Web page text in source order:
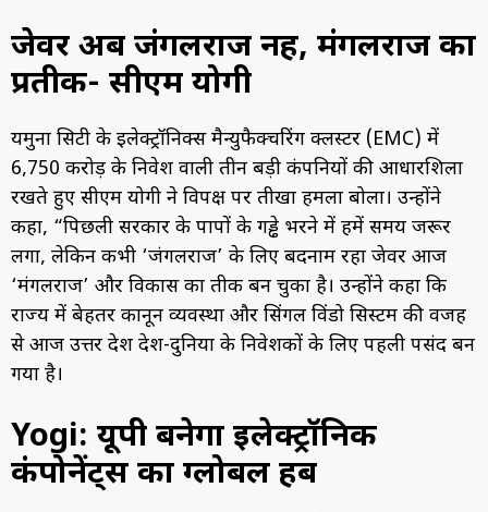
जेवर अब जंगलराज नहीं, मंगलराज का
प्रतीक- सीएम योगी
यमुना सिटी के इलेक्ट्रॉनिक्स मैन्युफैक्चरिंग क्लस्टर (EMC) में
₹6,750 करोड़ के निवेश वाली तीन बड़ी कंपनियों की आधारशिला
रखते हुए सीएम योगी ने विपक्ष पर तीखा हमला बोला। उन्होंने
कहा, “पिछली सरकार के पापों के गड्ढे भरने में हमें समय जरूर
लगा, लेकिन कभी ‘जंगलराज’ के लिए बदनाम रहा जेवर आज
‘मंगलराज’ और विकास का प्रतीक बन चुका है। उन्होंने कहा कि
राज्य में बेहतर कानून व्यवस्था और सिंगल विंडो सिस्टम की वजह
से आज उत्तर प्रदेश देश-दुनिया के निवेशकों के लिए पहली पसंद बन
गया है।
Yogi: यूपी बनेगा इलेक्ट्रॉनिक
कंपोनेंट्स का ग्लोबल हब